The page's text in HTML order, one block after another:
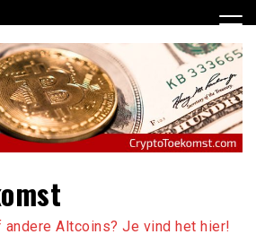
andere Altcoins? Je vind het hier!